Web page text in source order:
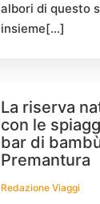
albori di questo
insieme[…]
La riserva
con le
bar di
Premantura
Redazione Viaggi